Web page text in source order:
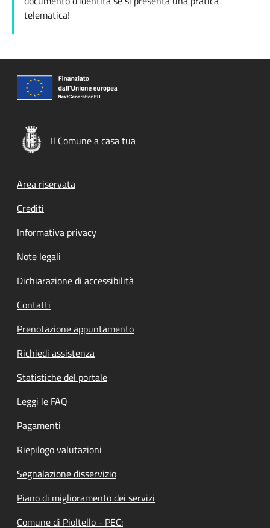
telematica!
Il Comune a casa tua
Footer menu
Area riservata
Crediti
Informativa privacy
Note legali
Dichiarazione di accessibilità
Contatti
Prenotazione appuntamento
Richiedi assistenza
Statistiche del portale
Leggi le FAQ
Pagamenti
Riepilogo valutazioni
Segnalazione disservizio
Piano di miglioramento dei servizi
Comune di Pioltello - PEC: